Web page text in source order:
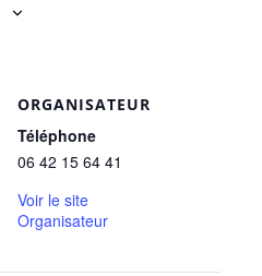
ORGANISATEUR
Téléphone
06 42 15 64 41
Voir le site
Organisateur